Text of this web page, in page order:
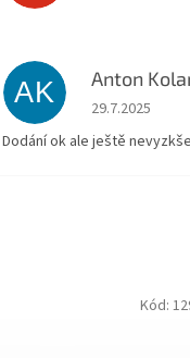
Kód:
AK Anton
Hodnocení
29.7.2025
Dodání ok ale ještě